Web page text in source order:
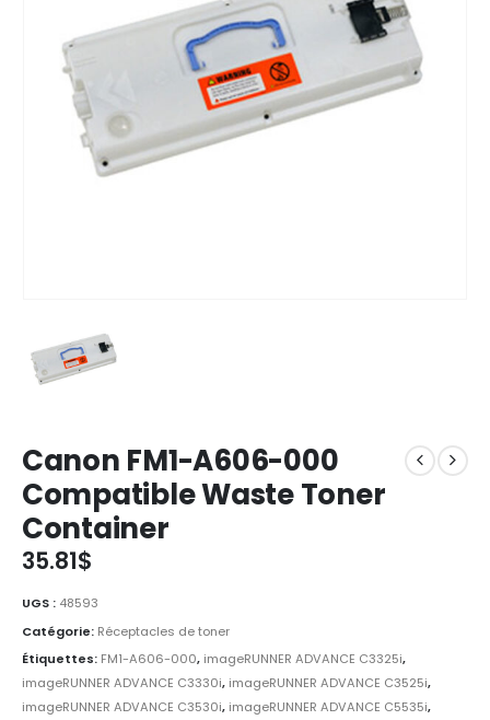
Canon FM1-A606-000
Compatible Waste Toner
Container
35.81$
UGS : 48593
Catégorie: Réceptacles de toner
Étiquettes: FM1-A606-000, imageRUNNER ADVANCE C3325i,
imageRUNNER ADVANCE C3330i, imageRUNNER ADVANCE C3525i,
imageRUNNER ADVANCE C3530i, imageRUNNER ADVANCE C5535i,